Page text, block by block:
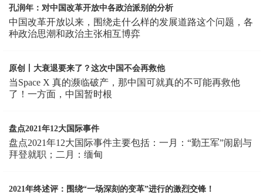
孔润年：对中国改革开放中各政治派别的分析
中国改革开放以来，围绕走什么样的发展道路这个问题，各
种政治思潮和政治主张相互博弈
原创丨大衰退要来了？这次中国不会再救他
当Space X 真的濒临破产，那中国可就真的不可能再救他
了！一方面，中国暂时根
盘点2021年12大国际事件
盘点2021年12大国际事件主要包括：一月：“勤王军”闹剧与
拜登就职；二月：缅甸
2021年终述评：围绕“一场深刻的变革”进行的激烈交锋！